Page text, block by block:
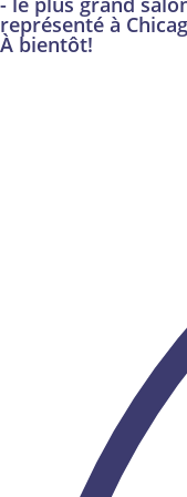
représenté à
À bientôt!